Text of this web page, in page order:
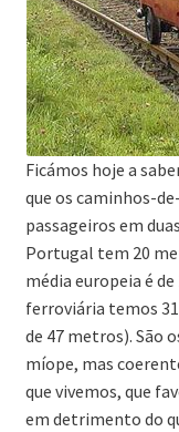
Ficámos hoje a
que os caminhos-
passageiros em
Portugal tem 20
média europeia é
ferroviária temos
de 47 metros). São
míope, mas
que vivemos, que
em detrimento do